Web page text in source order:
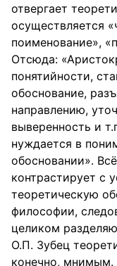
отвергает
осуществляется
поименование»,
Отсюда:
понятийности,
обоснование,
направлению,
выверенность и
нуждается в
обосновании».
контрастирует с
теоретическую
философии,
целиком
О.П. Зубец
конечно, мнимым.